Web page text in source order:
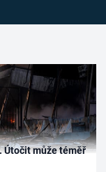
Útočit může téměř